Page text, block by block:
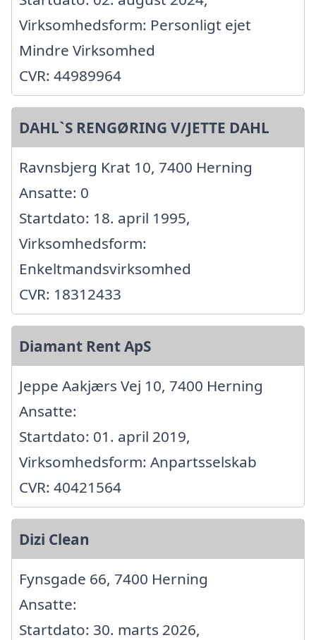
Virksomhedsform: Personligt ejet
Mindre Virksomhed
CVR: 44989964
DAHL`S RENGØRING V/JETTE DAHL
Ravnsbjerg Krat 10, 7400 Herning
Ansatte: 0
Startdato: 18. april 1995,
Virksomhedsform:
Enkeltmandsvirksomhed
CVR: 18312433
Diamant Rent ApS
Jeppe Aakjærs Vej 10, 7400 Herning
Ansatte:
Startdato: 01. april 2019,
Virksomhedsform: Anpartsselskab
CVR: 40421564
Dizi Clean
Fynsgade 66, 7400 Herning
Ansatte:
Startdato: 30. marts 2026,